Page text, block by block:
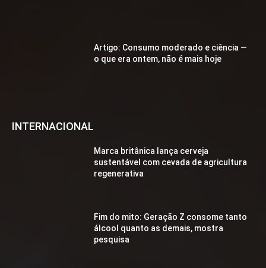
Artigo: Consumo moderado e ciência —
o que era ontem, não é mais hoje
INTERNACIONAL
Marca britânica lança cerveja
sustentável com cevada de agricultura
regenerativa
Fim do mito: Geração Z consome tanto
álcool quanto as demais, mostra
pesquisa